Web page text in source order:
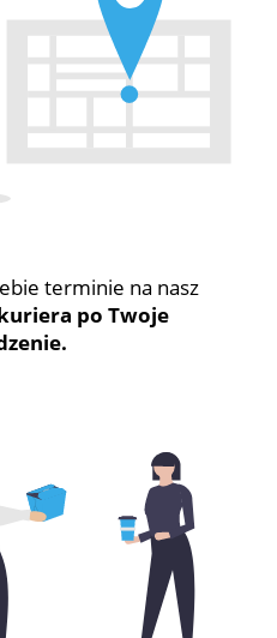
terminie na nasz
po Twoje